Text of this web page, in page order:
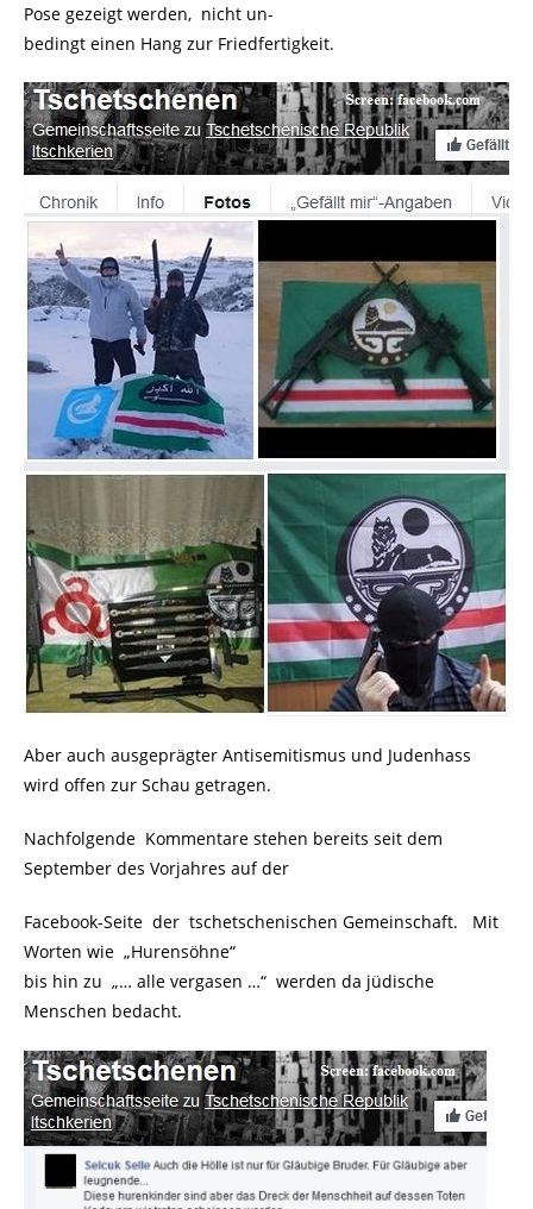
Pose gezeigt werden, nicht un-
bedingt einen Hang zur Friedfertigkeit.
Aber auch ausgeprägter Antisemitismus und Judenhass
wird offen zur Schau getragen.
Nachfolgende Kommentare stehen bereits seit dem
September des Vorjahres auf der
Facebook-Seite der tschetschenischen Gemeinschaft. Mit
Worten wie „Hurensöhne“
bis hin zu „… alle vergasen …“ werden da jüdische
Menschen bedacht.